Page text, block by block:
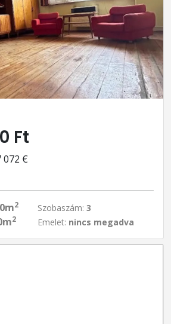
Ft
072 €
2
2
Szobaszám: 3
Emelet: nincs megadva